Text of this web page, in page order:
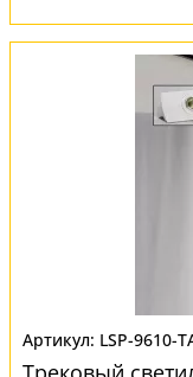
LSP-9610-